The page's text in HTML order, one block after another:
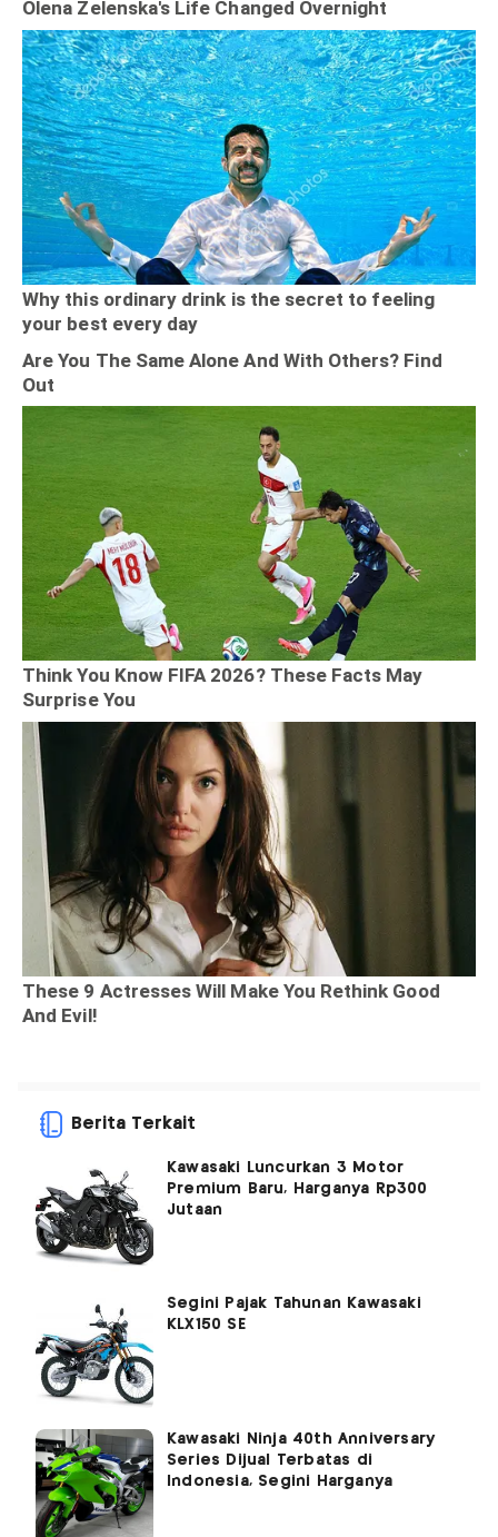
Berita Terkait
Kawasaki Luncurkan 3 Motor
Premium Baru, Harganya Rp300
Jutaan
Segini Pajak Tahunan Kawasaki
KLX150 SE
Kawasaki Ninja 40th Anniversary
Series Dijual Terbatas di
Indonesia, Segini Harganya